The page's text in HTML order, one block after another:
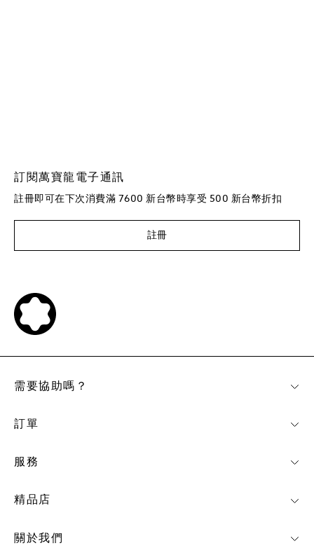
訂閱萬寶龍電子通訊
註冊即可在下次消費滿 7600 新台幣時享受 500 新台幣折扣
註冊
需要協助嗎？
訂單
服務
精品店
關於我們